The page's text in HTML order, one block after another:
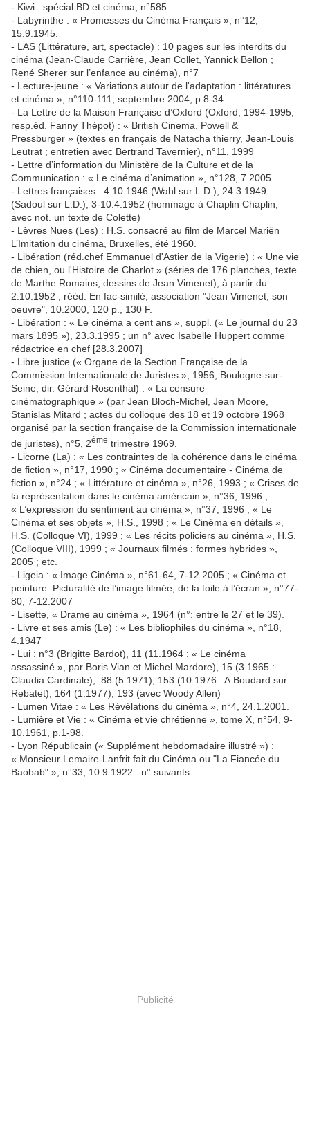
- Kiwi : spécial BD et cinéma, n°585
- Labyrinthe : « Promesses du Cinéma Français », n°12,
15.9.1945.
- LAS (Littérature, art, spectacle) : 10 pages sur les interdits du
cinéma (Jean-Claude Carrière, Jean Collet, Yannick Bellon ;
René Sherer sur l’enfance au cinéma), n°7
- Lecture-jeune : « Variations autour de l'adaptation : littératures
et cinéma », n°110-111, septembre 2004, p.8-34.
- La Lettre de la Maison Française d’Oxford (Oxford, 1994-1995,
resp.éd. Fanny Thépot) : « British Cinema. Powell &
Pressburger » (textes en français de Natacha thierry, Jean-Louis
Leutrat ; entretien avec Bertrand Tavernier), n°11, 1999
- Lettre d’information du Ministère de la Culture et de la
Communication : « Le cinéma d’animation », n°128, 7.2005.
- Lettres françaises : 4.10.1946 (Wahl sur L.D.), 24.3.1949
(Sadoul sur L.D.), 3-10.4.1952 (hommage à Chaplin Chaplin,
avec not. un texte de Colette)
- Lèvres Nues (Les) : H.S. consacré au film de Marcel Mariën
L’Imitation du cinéma, Bruxelles, été 1960.
- Libération (réd.chef Emmanuel d'Astier de la Vigerie) : « Une vie
de chien, ou l'Histoire de Charlot » (séries de 176 planches, texte
de Marthe Romains, dessins de Jean Vimenet), à partir du
2.10.1952 ; rééd. En fac-similé, association "Jean Vimenet, son
oeuvre", 10.2000, 120 p., 130 F.
- Libération : « Le cinéma a cent ans », suppl. (« Le journal du 23
mars 1895 »), 23.3.1995 ; un n° avec Isabelle Huppert comme
rédactrice en chef [28.3.2007]
- Libre justice (« Organe de la Section Française de la
Commission Internationale de Juristes », 1956, Boulogne-sur-
Seine, dir. Gérard Rosenthal) : « La censure
cinématographique » (par Jean Bloch-Michel, Jean Moore,
Stanislas Mitard ; actes du colloque des 18 et 19 octobre 1968
organisé par la section française de la Commission internationale
de juristes), n°5, 2ème trimestre 1969.
- Licorne (La) : « Les contraintes de la cohérence dans le cinéma
de fiction », n°17, 1990 ; « Cinéma documentaire - Cinéma de
fiction », n°24 ; « Littérature et cinéma », n°26, 1993 ; « Crises de
la représentation dans le cinéma américain », n°36, 1996 ;
« L’expression du sentiment au cinéma », n°37, 1996 ; « Le
Cinéma et ses objets », H.S., 1998 ; « Le Cinéma en détails »,
H.S. (Colloque VI), 1999 ; « Les récits policiers au cinéma », H.S.
(Colloque VIII), 1999 ; « Journaux filmés : formes hybrides »,
2005 ; etc.
- Ligeia : « Image Cinéma », n°61-64, 7-12.2005 ; « Cinéma et
peinture. Picturalité de l’image filmée, de la toile à l’écran », n°77-
80, 7-12.2007
- Lisette, « Drame au cinéma », 1964 (n°: entre le 27 et le 39).
- Livre et ses amis (Le) : « Les bibliophiles du cinéma », n°18,
4.1947
- Lui : n°3 (Brigitte Bardot), 11 (11.1964 : « Le cinéma
assassiné », par Boris Vian et Michel Mardore), 15 (3.1965 :
Claudia Cardinale), 88 (5.1971), 153 (10.1976 : A.Boudard sur
Rebatet), 164 (1.1977), 193 (avec Woody Allen)
- Lumen Vitae : « Les Révélations du cinéma », n°4, 24.1.2001.
- Lumière et Vie : « Cinéma et vie chrétienne », tome X, n°54, 9-
10.1961, p.1-98.
- Lyon Républicain (« Supplément hebdomadaire illustré ») :
« Monsieur Lemaire-Lanfrit fait du Cinéma ou "La Fiancée du
Baobab" », n°33, 10.9.1922 : n° suivants.
Publicité